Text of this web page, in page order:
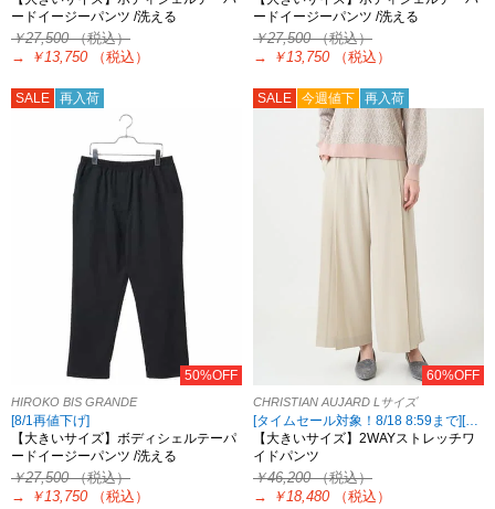
ードイージーパンツ /洗える
￥27,500（税込）
→
￥13,750 （税込）
ードイージーパンツ /洗える
￥27,500（税込）
→
￥13,750 （税込）
SALE 再入荷
50%OFF
HIROKO BIS GRANDE
[8/1再値下げ]
【大きいサイズ】ボディシェルテーパ
ードイージーパンツ /洗える
￥27,500（税込）
→
￥13,750 （税込）
SALE 今週値下 再入荷
60%OFF
CHRISTIAN AUJARD Lサイズ
[タイムセール対象！8/18 8:59まで][2点10%OFF対象！8/21 8:59まで 対象ブランド限定]
【大きいサイズ】2WAYストレッチワ
イドパンツ
￥46,200（税込）
→
￥18,480 （税込）